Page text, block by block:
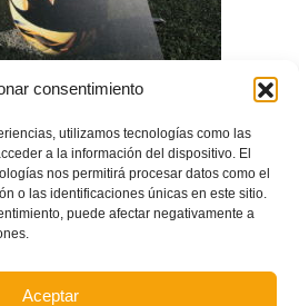
consentimiento
utilizamos tecnologías como las
a la información del dispositivo. El
nos permitirá procesar datos como el
o las identificaciones únicas en este sitio.
puede afectar negativamente a
Aceptar